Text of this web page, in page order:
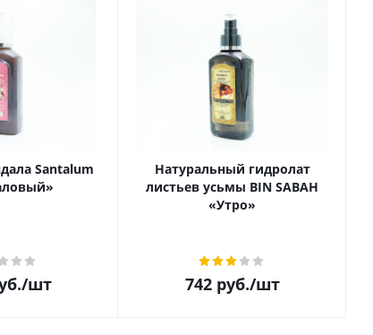
Santalum
/шт
Натуральный гидролат
листьев усьмы BIN SABAH
«Утро»
742руб./шт